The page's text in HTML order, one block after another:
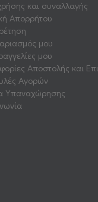
και συναλλαγής
Απορρήτου
μου
μου
Αποστολής και
Αγορών
Υπαναχώρησης